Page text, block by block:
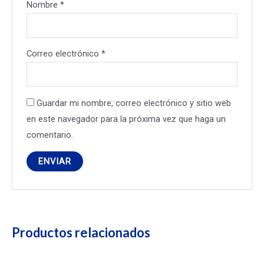
Nombre*
Correo electrónico*
Guardar mi nombre, correo electrónico y sitio web
en este navegador para la próxima vez que haga un
comentario.
Productos relacionados